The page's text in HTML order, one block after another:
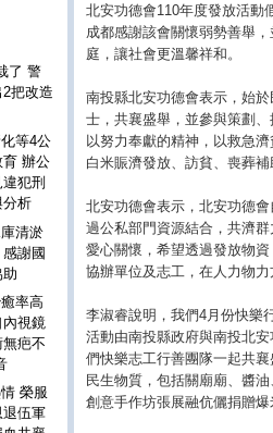
北安功德會110年度發放活動
成都感謝該會關懷弱勢善舉
庭，讓社會更溫馨祥和。
南投縣北安功德會表示，始
士，共襄盛舉，並參與策劃
以努力奉獻的精神，以救急
白米賑濟發放、訪貧、喪葬
北安功德會表示，北安功德
過公私部門資源結合，共濟
愛心關懷，希望透過發放物
協辦單位及志工，在人力物力
李淑睿說明，我們4月份快樂
活動由南投縣政府與南投北
們快樂志工行善團隊一起共
民生物質，包括關廟廟、醬
創意手作坊張展融伉儷捐贈爆
了 警
把改造
等4公
育 辦公
犯刑
分析
清淤
謝國
率高
內視鏡
疤不
榮服
退伍軍